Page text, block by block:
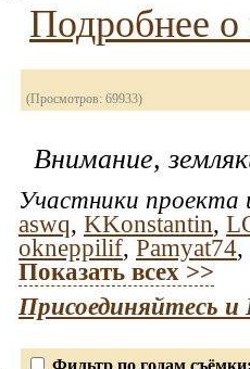
Подробнее о
(Просмотров: 69933)
Внимание,
Участники проекта
aswq, KKonstantin,
okneppilif, Pamyat74,
Показать всех >>
Присоединяйтесь
Фильтр по годам